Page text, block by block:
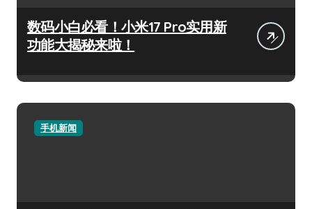
数码小白必看！小米17 Pro实用新
功能大揭秘来啦！
手机新闻